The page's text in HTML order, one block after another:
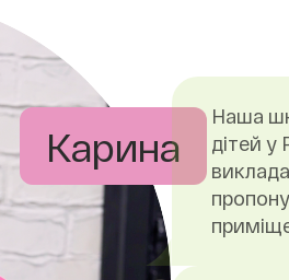
Карина
Наша
дітей у